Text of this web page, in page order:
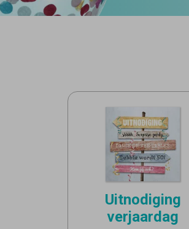
Uitnodiging
verjaardag